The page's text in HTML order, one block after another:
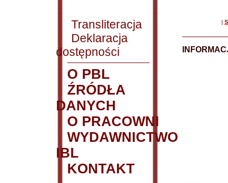
Transliteracja
Deklaracja
dostępności
O PBL
ŹRÓDŁA
DANYCH
O PRACOWNI
WYDAWNICTWO
IBL
KONTAKT
|